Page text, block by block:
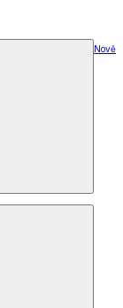
Nově